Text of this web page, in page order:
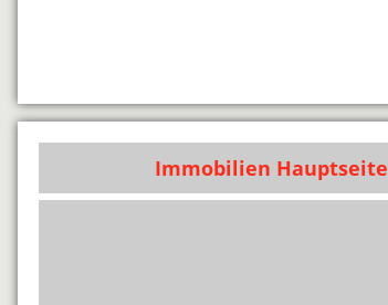
Immobilien Hauptseite